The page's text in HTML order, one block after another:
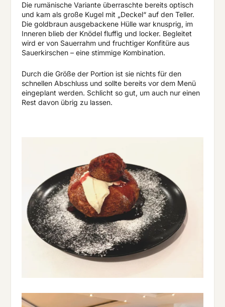
Die rumänische Variante überraschte bereits optisch
und kam als große Kugel mit „Deckel“ auf den Teller.
Die goldbraun ausgebackene Hülle war knusprig, im
Inneren blieb der Knödel fluffig und locker. Begleitet
wird er von Sauerrahm und fruchtiger Konfitüre aus
Sauerkirschen – eine stimmige Kombination.
Durch die Größe der Portion ist sie nichts für den
schnellen Abschluss und sollte bereits vor dem Menü
eingeplant werden. Schlicht so gut, um auch nur einen
Rest davon übrig zu lassen.